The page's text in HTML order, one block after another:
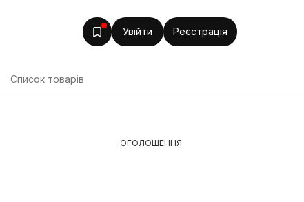
Увійти Реєстрація
Список товарів
ОГОЛОШЕННЯ